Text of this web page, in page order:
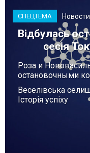
СПЕЦТЕМА
Відбулась
сесія
Роза и
остановочными
Веселівська
Історія успіху